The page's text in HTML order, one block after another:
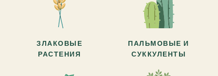
ЗЛАКОВЫЕ
РАСТЕНИЯ
ПАЛЬМОВЫЕ И
СУККУЛЕНТЫ